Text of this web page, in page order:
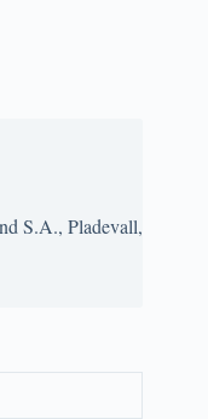
S.A., Pladevall, 13,